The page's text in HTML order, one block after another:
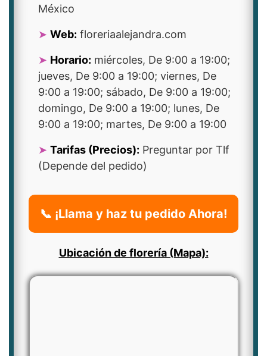
México
Web: floreriaalejandra.com
Horario: miércoles, De 9:00 a 19:00;
jueves, De 9:00 a 19:00; viernes, De
9:00 a 19:00; sábado, De 9:00 a 19:00;
domingo, De 9:00 a 19:00; lunes, De
9:00 a 19:00; martes, De 9:00 a 19:00
Tarifas (Precios): Preguntar por Tlf
(Depende del pedido)
📞 ¡Llama y haz tu pedido Ahora!
Ubicación de florería (Mapa):